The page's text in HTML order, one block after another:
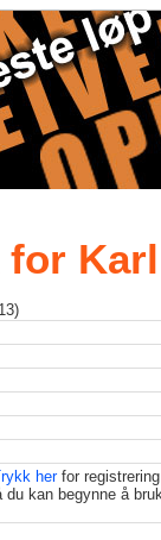
herfor
kan begynne å